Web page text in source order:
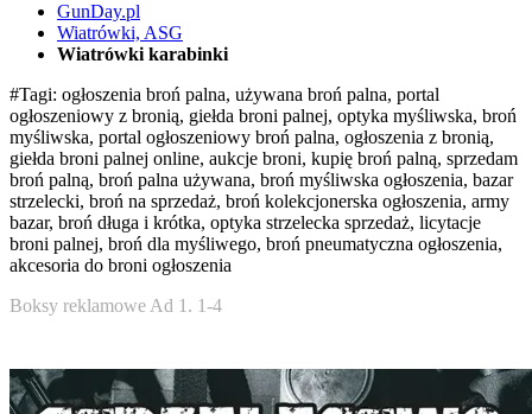
GunDay.pl
Wiatrówki, ASG
Wiatrówki karabinki
#Tagi: ogłoszenia broń palna, używana broń palna, portal
ogłoszeniowy z bronią, giełda broni palnej, optyka myśliwska, broń
myśliwska, portal ogłoszeniowy broń palna, ogłoszenia z bronią,
giełda broni palnej online, aukcje broni, kupię broń palną, sprzedam
broń palną, broń palna używana, broń myśliwska ogłoszenia, bazar
strzelecki, broń na sprzedaż, broń kolekcjonerska ogłoszenia, army
bazar, broń długa i krótka, optyka strzelecka sprzedaż, licytacje
broni palnej, broń dla myśliwego, broń pneumatyczna ogłoszenia,
akcesoria do broni ogłoszenia
Boksy reklamowe Ad 1. 1-4